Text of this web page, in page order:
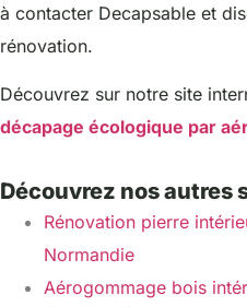
à contacter Decapsable et
rénovation.
Découvrez sur notre site
décapage écologique par
Découvrez nos autres
Rénovation pierre
Normandie
Aérogommage bois